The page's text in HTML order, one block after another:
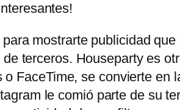
mostrarte publicidad
terceros. Houseparty es
FaceTime, se convierte en
le comió parte de su